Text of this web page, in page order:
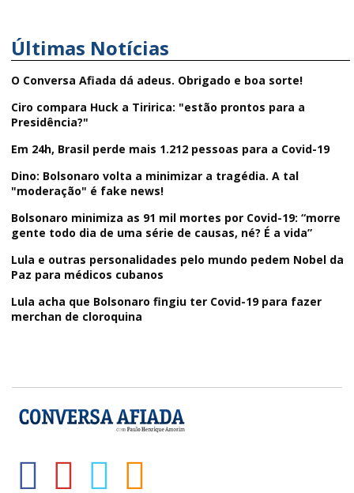
Últimas Notícias
O Conversa Afiada dá adeus. Obrigado e boa sorte!
Ciro compara Huck a Tiririca: "estão prontos para a
Presidência?"
Em 24h, Brasil perde mais 1.212 pessoas para a Covid-19
Dino: Bolsonaro volta a minimizar a tragédia. A tal
"moderação" é fake news!
Bolsonaro minimiza as 91 mil mortes por Covid-19: “morre
gente todo dia de uma série de causas, né? É a vida”
Lula e outras personalidades pelo mundo pedem Nobel da
Paz para médicos cubanos
Lula acha que Bolsonaro fingiu ter Covid-19 para fazer
merchan de cloroquina